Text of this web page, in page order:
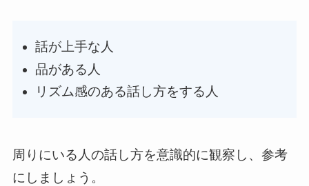
話が上手な人
品がある人
リズム感のある話し方をする人
周りにいる人の話し方を意識的に観察し、参考
にしましょう。